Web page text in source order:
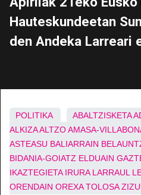
Hauteskundeetan
den Andeka Larreari
POLITIKA ABALTZISKETA
ALKIZAALTZOAMASA-
ASTEASU BALIARRAIN
BIDANIA-GOIATZ ELDUAIN
IKAZTEGIETA IRURA LARRAUL
ORENDAIN OREXA TOLOSA